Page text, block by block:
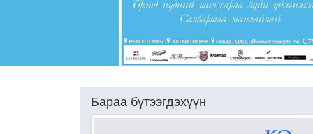
Бараа бүтээгдэхүүн